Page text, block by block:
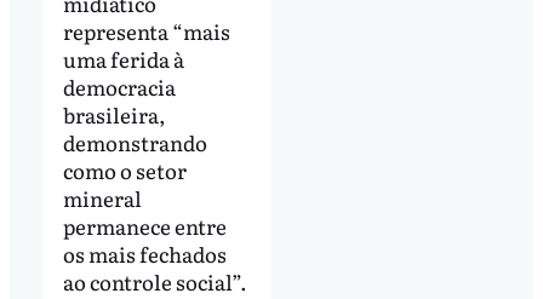
representa “mais
uma ferida à
democracia
brasileira,
demonstrando
como o setor
mineral
permanece entre
os mais fechados
ao controle social”.